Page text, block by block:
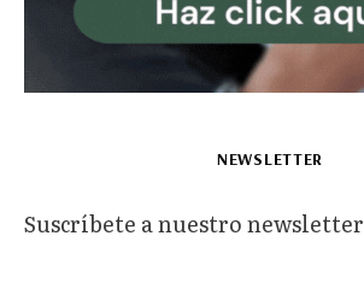
NEWSLETTER
Suscríbete a nuestro newsletter